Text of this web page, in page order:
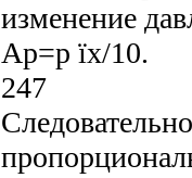
изменение
Ар=р їх/10.
247